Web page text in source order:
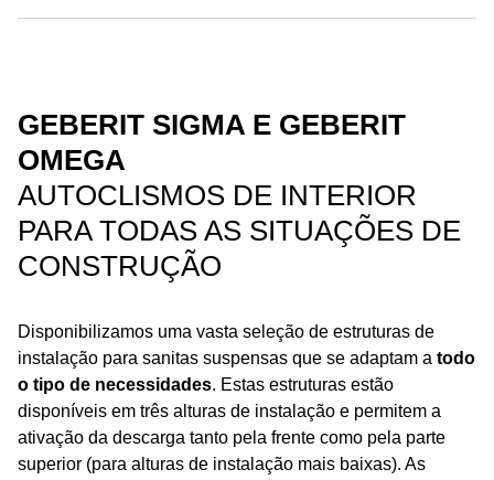
GEBERIT SIGMA E GEBERIT
OMEGA
AUTOCLISMOS DE INTERIOR
PARA TODAS AS SITUAÇÕES DE
CONSTRUÇÃO
Disponibilizamos uma vasta seleção de estruturas de
instalação para sanitas suspensas que se adaptam a todo
o tipo de necessidades. Estas estruturas estão
disponíveis em três alturas de instalação e permitem a
ativação da descarga tanto pela frente como pela parte
superior (para alturas de instalação mais baixas). As